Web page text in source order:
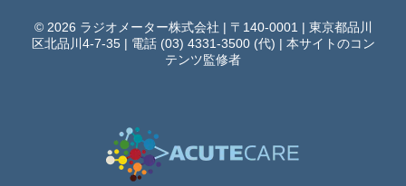
© 2026 ラジオメーター株式会社 | 〒140-0001 | 東京都品川
区北品川4-7-35 | 電話 (03) 4331-3500 (代) | 本サイトのコン
テンツ監修者